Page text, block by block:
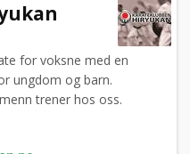
for voksne med en
ungdom og barn.
trener hos oss.